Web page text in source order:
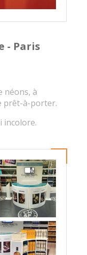
- Paris
néons, à
prêt-à-porter.
incolore.